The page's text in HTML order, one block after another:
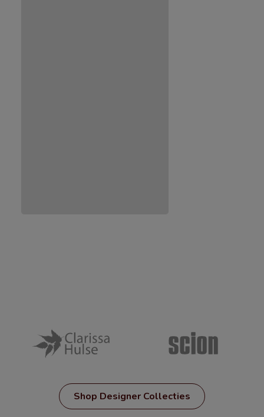
Shop Designer Collecties